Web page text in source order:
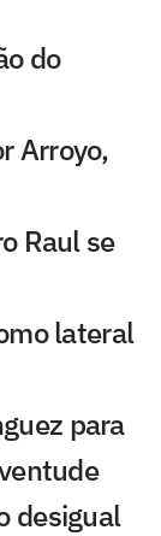
do
Arroyo,
Raul se
lateral
para
desigual